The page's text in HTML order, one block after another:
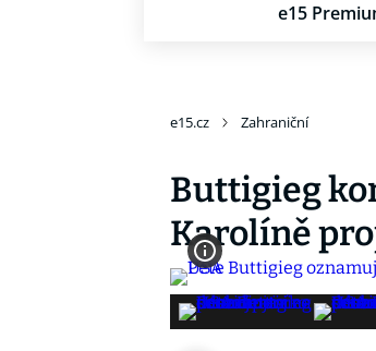
e15
e15.cz Zahraniční
Buttigieg
Karolíně